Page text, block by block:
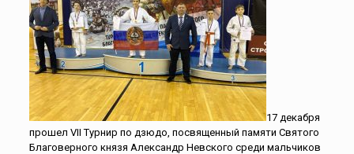
17 декабря
прошел VII Турнир по дзюдо, посвященный памяти Святого
Благоверного князя Александр Невского среди мальчиков